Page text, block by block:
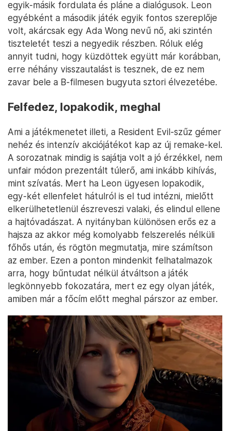
egyik-másik fordulata és pláne a dialógusok. Leon
egyébként a második játék egyik fontos szereplője
volt, akárcsak egy Ada Wong nevű nő, aki szintén
tiszteletét teszi a negyedik részben. Róluk elég
annyit tudni, hogy küzdöttek együtt már korábban,
erre néhány visszautalást is tesznek, de ez nem
zavar bele a B-filmesen bugyuta sztori élvezetébe.
Felfedez, lopakodik, meghal
Ami a játékmenetet illeti, a Resident Evil-szűz gémer
nehéz és intenzív akciójátékot kap az új remake-kel.
A sorozatnak mindig is sajátja volt a jó érzékkel, nem
unfair módon prezentált túlerő, ami inkább kihívás,
mint szívatás. Mert ha Leon ügyesen lopakodik,
egy-két ellenfelet hátulról is el tud intézni, mielőtt
elkerülhetetlenül észreveszi valaki, és elindul ellene
a hajtóvadászat. A nyitányban különösen erős ez a
hajsza az akkor még komolyabb felszerelés nélküli
főhős után, és rögtön megmutatja, mire számítson
az ember. Ezen a ponton mindenkit felhatalmazok
arra, hogy bűntudat nélkül átváltson a játék
legkönnyebb fokozatára, mert ez egy olyan játék,
amiben már a főcím előtt meghal párszor az ember.